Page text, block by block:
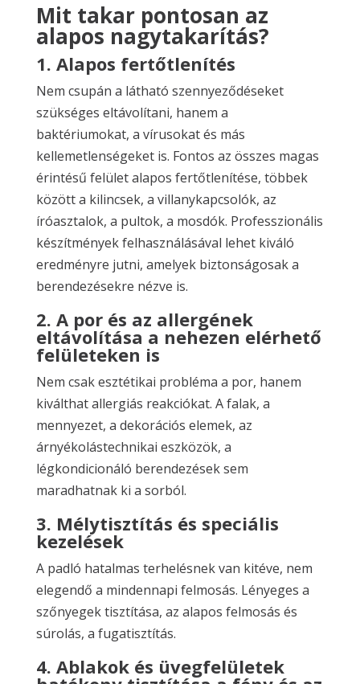
Mit takar pontosan az
alapos nagytakarítás?
1. Alapos fertőtlenítés
Nem csupán a látható szennyeződéseket
szükséges eltávolítani, hanem a
baktériumokat, a vírusokat és más
kellemetlenségeket is. Fontos az összes magas
érintésű felület alapos fertőtlenítése, többek
között a kilincsek, a villanykapcsolók, az
íróasztalok, a pultok, a mosdók. Professzionális
készítmények felhasználásával lehet kiváló
eredményre jutni, amelyek biztonságosak a
berendezésekre nézve is.
2. A por és az allergének
eltávolítása a nehezen elérhető
felületeken is
Nem csak esztétikai probléma a por, hanem
kiválthat allergiás reakciókat. A falak, a
mennyezet, a dekorációs elemek, az
árnyékolástechnikai eszközök, a
légkondicionáló berendezések sem
maradhatnak ki a sorból.
3. Mélytisztítás és speciális
kezelések
A padló hatalmas terhelésnek van kitéve, nem
elegendő a mindennapi felmosás. Lényeges a
szőnyegek tisztítása, az alapos felmosás és
súrolás, a fugatisztítás.
4. Ablakok és üvegfelületek